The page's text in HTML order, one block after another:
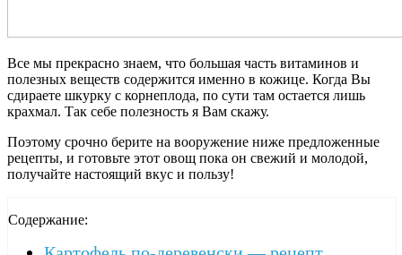
Все мы прекрасно знаем, что большая часть витаминов и
полезных веществ содержится именно в кожице. Когда Вы
сдираете шкурку с корнеплода, по сути там остается лишь
крахмал. Так себе полезность я Вам скажу.
Поэтому срочно берите на вооружение ниже предложенные
рецепты, и готовьте этот овощ пока он свежий и молодой,
получайте настоящий вкус и пользу!
Содержание: